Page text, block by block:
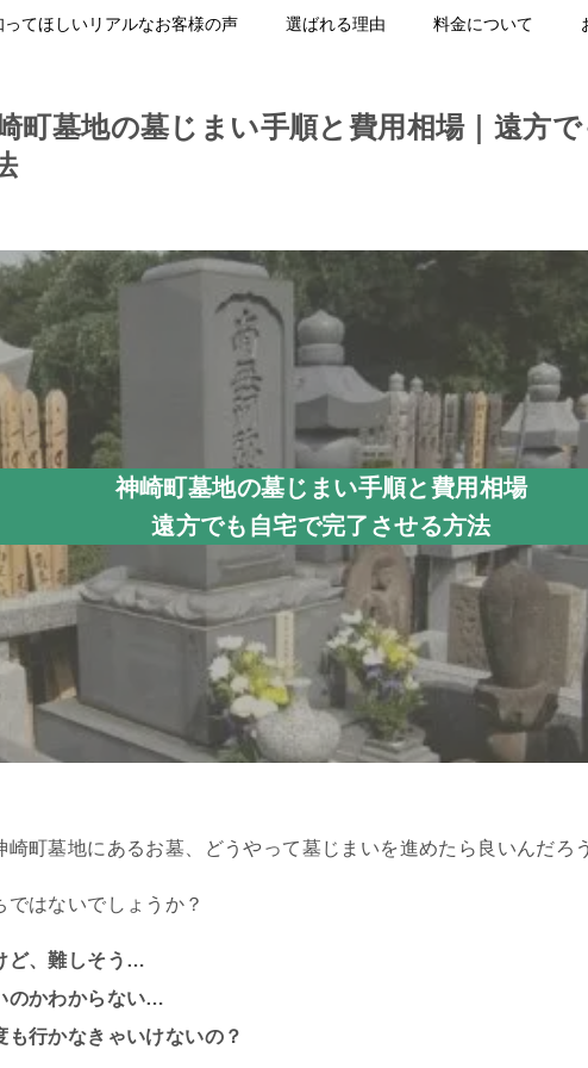
ってほしいリアルなお客様の声 選ばれる理由 料金について
町墓地の墓じまい手順と費用相場｜遠方
神崎町墓地の墓じまい手順と費用相場
遠方でも自宅で完了させる方法
崎町墓地にあるお墓、どうやって墓じまいを進めたら良いんだ
はないでしょうか？
ど、難しそう…
のかわからない…
も行かなきゃいけないの？